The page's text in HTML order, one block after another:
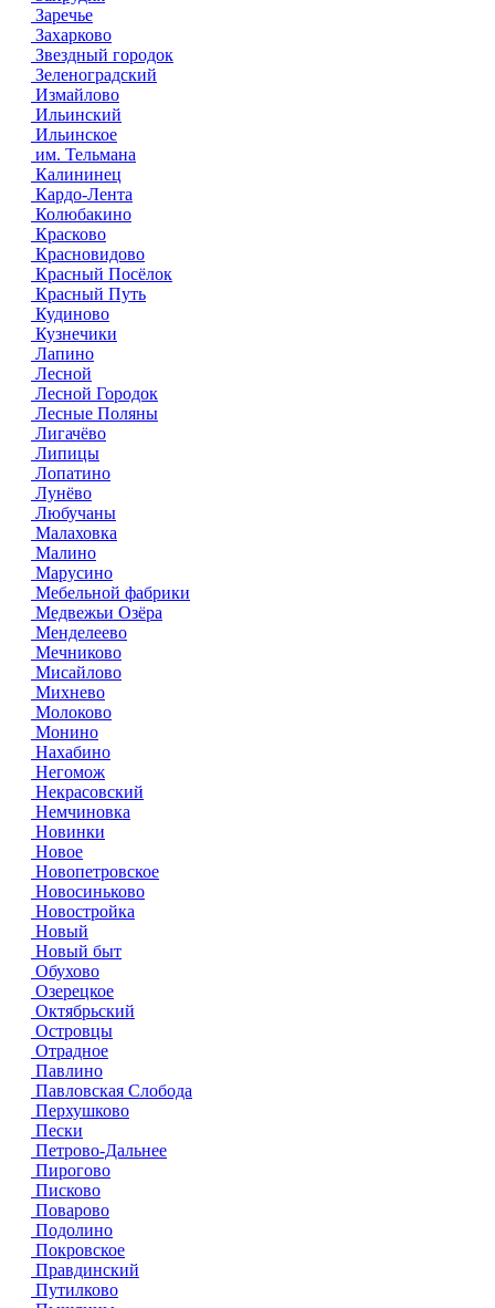
Заречье
Захарково
Звездный городок
Зеленоградский
Измайлово
Ильинский
Ильинское
им. Тельмана
Калининец
Кардо-Лента
Колюбакино
Красково
Красновидово
Красный Посёлок
Красный Путь
Кудиново
Кузнечики
Лапино
Лесной
Лесной Городок
Лесные Поляны
Лигачёво
Липицы
Лопатино
Лунёво
Любучаны
Малаховка
Малино
Марусино
Мебельной фабрики
Медвежьи Озёра
Менделеево
Мечниково
Мисайлово
Михнево
Молоково
Монино
Нахабино
Негомож
Некрасовский
Немчиновка
Новинки
Новое
Новопетровское
Новосиньково
Новостройка
Новый
Новый быт
Обухово
Озерецкое
Октябрьский
Островцы
Отрадное
Павлино
Павловская Слобода
Перхушково
Пески
Петрово-Дальнее
Пирогово
Писково
Поварово
Подолино
Покровское
Правдинский
Путилково